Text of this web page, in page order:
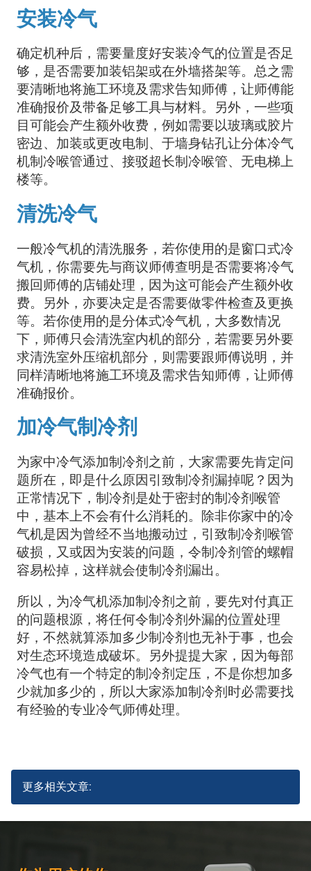
安装冷气
确定机种后，需要量度好安装冷气的位置是否足
够，是否需要加装铝架或在外墙搭架等。总之需
要清晰地将施工环境及需求告知师傅，让师傅能
准确报价及带备足够工具与材料。另外，一些项
目可能会产生额外收费，例如需要以玻璃或胶片
密边、加装或更改电制、于墙身钻孔让分体冷气
机制冷喉管通过、接驳超长制冷喉管、无电梯上
楼等。
清洗冷气
一般冷气机的清洗服务，若你使用的是窗口式冷
气机，你需要先与商议师傅查明是否需要将冷气
搬回师傅的店铺处理，因为这可能会产生额外收
费。另外，亦要决定是否需要做零件检查及更换
等。若你使用的是分体式冷气机，大多数情况
下，师傅只会清洗室内机的部分，若需要另外要
求清洗室外压缩机部分，则需要跟师傅说明，并
同样清晰地将施工环境及需求告知师傅，让师傅
准确报价。
加冷气制冷剂
为家中冷气添加制冷剂之前，大家需要先肯定问
题所在，即是什么原因引致制冷剂漏掉呢？因为
正常情况下，制冷剂是处于密封的制冷剂喉管
中，基本上不会有什么消耗的。除非你家中的冷
气机是因为曾经不当地搬动过，引致制冷剂喉管
破损，又或因为安装的问题，令制冷剂管的螺帽
容易松掉，这样就会使制冷剂漏出。
所以，为冷气机添加制冷剂之前，要先对付真正
的问题根源，将任何令制冷剂外漏的位置处理
好，不然就算添加多少制冷剂也无补于事，也会
对生态环境造成破坏。另外提提大家，因为每部
冷气也有一个特定的制冷剂定压，不是你想加多
少就加多少的，所以大家添加制冷剂时必需要找
有经验的专业冷气师傅处理。
更多相关文章: